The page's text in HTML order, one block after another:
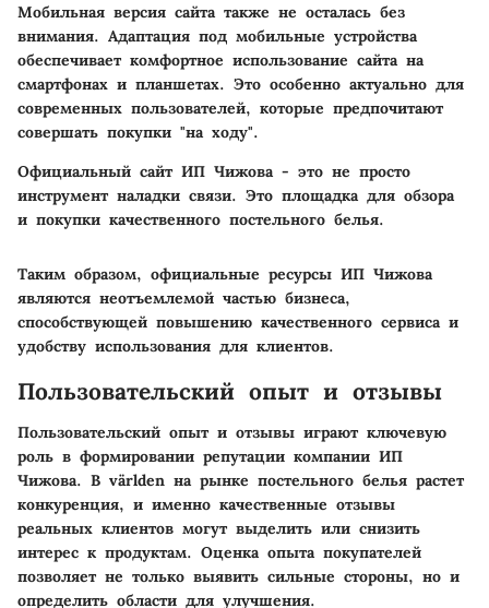
Мобильная версия сайта также не осталась без
внимания. Адаптация под мобильные устройства
обеспечивает комфортное использование сайта на
смартфонах и планшетах. Это особенно актуально для
современных пользователей, которые предпочитают
совершать покупки "на ходу".
Официальный сайт ИП Чижова - это не просто
инструмент наладки связи. Это площадка для обзора
и покупки качественного постельного белья.
Таким образом, официальные ресурсы ИП Чижова
являются неотъемлемой частью бизнеса,
способствующей повышению качественного сервиса и
удобству использования для клиентов.
Пользовательский опыт и отзывы
Пользовательский опыт и отзывы играют ключевую
роль в формировании репутации компании ИП
Чижова. В världen на рынке постельного белья растет
конкуренция, и именно качественные отзывы
реальных клиентов могут выделить или снизить
интерес к продуктам. Оценка опыта покупателей
позволяет не только выявить сильные стороны, но и
определить области для улучшения.